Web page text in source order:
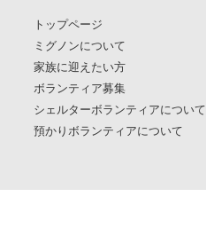
トップページ
ミグノンについて
家族に迎えたい方
ボランティア募集
シェルターボランティアについて
預かりボランティアについて